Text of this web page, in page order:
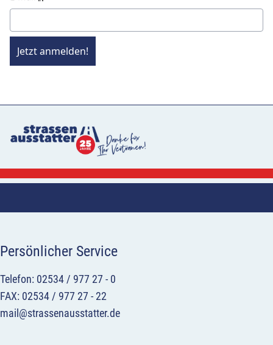
Jetzt anmelden!
Persönlicher Service
Telefon: 02534 / 977 27 - 0
FAX: 02534 / 977 27 - 22
mail@strassenausstatter.de